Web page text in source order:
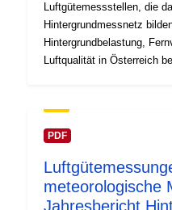
Luftgütemessstellen, die
Hintergrundmessnetz
Hintergrundbelastung,
Luftqualität in Österreich
PDF
meteorologische
Jahresbericht